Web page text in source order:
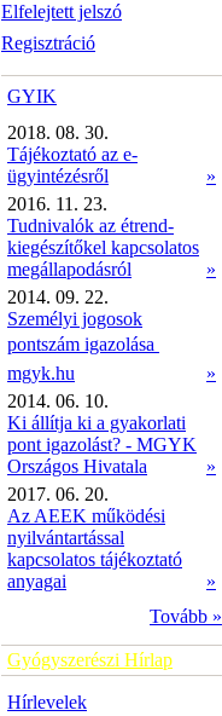
Elfelejtett jelszó
Regisztráció
GYIK
2018. 08. 30.
Tájékoztató az e-
ügyintézésről
»
2016. 11. 23.
Tudnivalók az étrend-
kiegészítőkel kapcsolatos
megállapodásról
»
2014. 09. 22.
Személyi jogosok
pontszám igazolása 
mgyk.hu
»
2014. 06. 10.
Ki állítja ki a gyakorlati
pont igazolást? - MGYK
Országos Hivatala
»
2017. 06. 20.
Az AEEK működési
nyilvántartással
kapcsolatos tájékoztató
anyagai
»
Tovább »
Gyógyszerészi Hírlap
Hírlevelek